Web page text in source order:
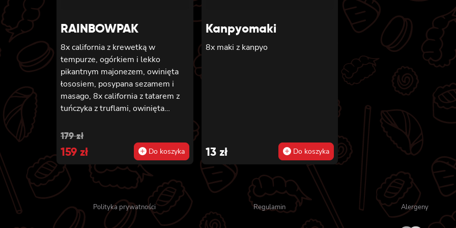
RAINBOWPAK
8x california z krewetką w
tempurze, ogórkiem i lekko
pikantnym majonezem, owinięta
łososiem, posypana sezamem i
masago, 8x california z tatarem z
tuńczyka z truflami, owinięta
arare i szczypiorkiem, 8x california
z awokado, mango, węgorzem i
krewetką, owinięta opalanym
łososiem, polana sosem teriyaki i
posypana sezamem, 8x california z
masago, awokado i kanpyo,
owinięta węgorzem, polana sosem
unagi i posypana sezamem, 8x
179zł
Original
price
was:
179 zł.
159 zł
Current
price
is:
159 zł.
Do koszyka
Kanpyomaki
8x maki z kanpyo
13 zł Do koszyka
Polityka prywatności Regulamin Alergeny